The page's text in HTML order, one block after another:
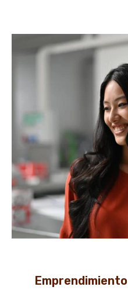
Emprendimiento